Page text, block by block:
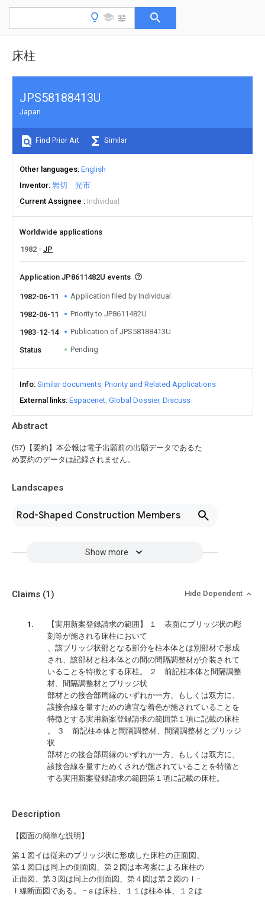
床柱
Abstract
(57)【要約】本公報は電子出願前の出願データであるた
め要約のデータは記録されません。
Landscapes
Rod-Shaped Construction Members
Show more
JPS58188413U
Japan
Find Prior Art Similar
Other languages English
Inventor 岩切 光市
Current Assignee
Individual
Worldwide applications
1982
JP
Application JP8611482U events
1982-06-11 Application filed by Individual
1982-06-11 Priority to JP8611482U
1983-12-14 Publication of JPS58188413U
Status Pending
Info Similar documents Priority and Related Applications
External links Espacenet Global Dossier Discuss
Description
【図面の簡単な説明】
第１図イは従来のブリッジ状に形成した床柱の正面図、
第１図口は同上の側面図、第２図は本考案による床柱の
正面図、第３図は同上の側面図、第４図は第２図のＩ−
Ｉ線断面図である。 −ａは床柱、１１は柱本体、１２は
Claims (1) Hide Dependent
【実用新案登録請求の範囲】 １ 表面にブリッジ状の彫
刻等が施される床柱において
、該ブリッジ状部となる部分を柱本体とは別部材で形成
され、該部材と柱本体との間の間隔調整材が介装されて
いることを特徴とする床柱。 ２ 前記柱本体と間隔調整
材、間隔調整材とブリッジ状
部材との接合部周縁のいずれか一方、もしくは双方に、
該接合線を量すための適宜な着色が施されていることを
特徴とする実用新案登録請求の範囲第１項に記載の床柱
。 ３ 前記柱本体と間隔調整材、間隔調整材とブリッジ
状
部材との接合部周縁のいずれか一方、もしくは双方に、
該接合線を量すためくされが施されていることを特徴と
する実用新案登録請求の範囲第１項に記載の床柱。